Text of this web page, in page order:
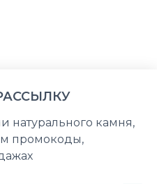
натурального камня,
промокоды,